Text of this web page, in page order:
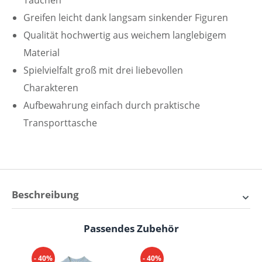
Greifen leicht dank langsam sinkender Figuren
Qualität hochwertig aus weichem langlebigem
Material
Spielvielfalt groß mit drei liebevollen
Charakteren
Aufbewahrung einfach durch praktische
Transporttasche
Beschreibung
Dein Abenteuer unter der
Produktgalerie überspringen
Passendes Zubehör
- 40% - 40%